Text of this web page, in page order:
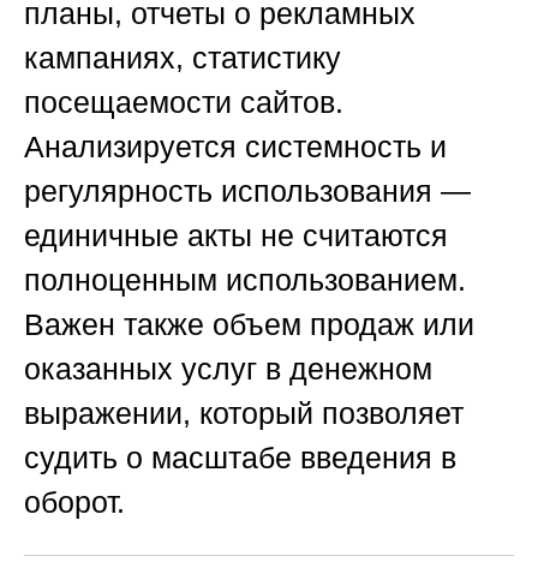
планы, отчеты о рекламных
кампаниях, статистику
посещаемости сайтов.
Анализируется системность и
регулярность использования —
единичные акты не считаются
полноценным использованием.
Важен также объем продаж или
оказанных услуг в денежном
выражении, который позволяет
судить о масштабе введения в
оборот.